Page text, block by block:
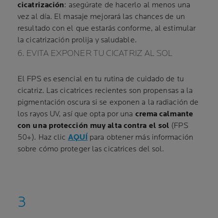
cicatrización: asegúrate de hacerlo al menos una
vez al día. El masaje mejorará las chances de un
resultado con el que estarás conforme, al estimular
la cicatrización prolija y saludable.
6. EVITA EXPONER TU CICATRIZ AL SOL
El FPS es esencial en tu rutina de cuidado de tu
cicatriz. Las cicatrices recientes son propensas a la
pigmentación oscura si se exponen a la radiación de
los rayos UV, así que opta por una crema calmante
con una protección muy alta contra el sol (FPS
50+). Haz clic AQUÍ para obtener más información
sobre cómo proteger las cicatrices del sol.